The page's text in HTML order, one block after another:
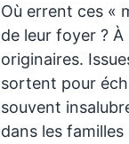
Où errent ces «
de leur foyer ? À
originaires.
sortent pour
souvent
dans les